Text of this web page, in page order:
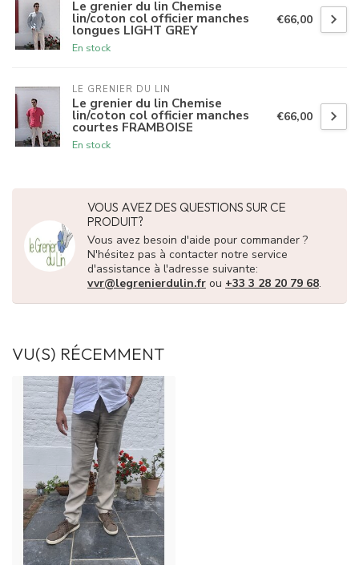
Le grenier du lin Chemise
lin/coton col officier manches
longues LIGHT GREY
En stock
€66,00
LE GRENIER DU LIN
Le grenier du lin Chemise
lin/coton col officier manches
courtes FRAMBOISE
En stock
€66,00
VOUS AVEZ DES QUESTIONS SUR CE
PRODUIT?
Vous avez besoin d'aide pour commander ?
N'hésitez pas à contacter notre service
d'assistance à l'adresse suivante:
vvr@legrenierdulin.fr ou +33 3 28 20 79 68.
VU(S) RÉCEMMENT